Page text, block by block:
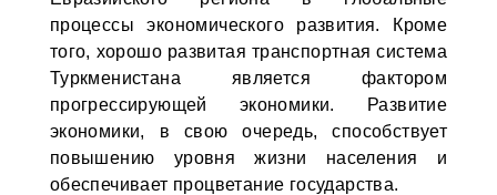
процессы экономического развития. Кроме
того, хорошо развитая транспортная система
Туркменистана является фактором
прогрессирующей экономики. Развитие
экономики, в свою очередь, способствует
повышению уровня жизни населения и
обеспечивает процветание государства.